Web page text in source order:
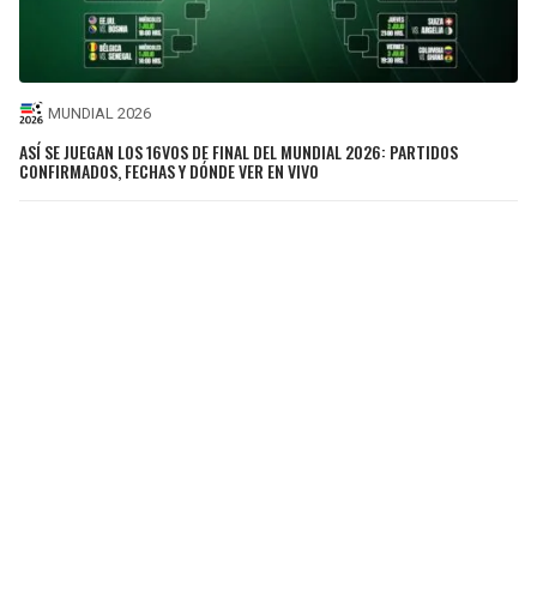
MUNDIAL 2026
ASÍ SE JUEGAN LOS 16VOS DE FINAL DEL MUNDIAL 2026: PARTIDOS
CONFIRMADOS, FECHAS Y DÓNDE VER EN VIVO